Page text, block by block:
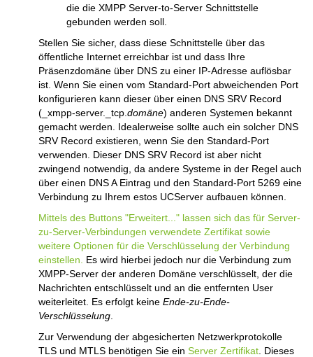
die die XMPP Server-to-Server Schnittstelle
gebunden werden soll.
Stellen Sie sicher, dass diese Schnittstelle über das
öffentliche Internet erreichbar ist und dass Ihre
Präsenzdomäne über DNS zu einer IP-Adresse auflösbar
ist. Wenn Sie einen vom Standard-Port abweichenden Port
konfigurieren kann dieser über einen DNS SRV Record
(_xmpp-server._tcp. domäne) anderen Systemen bekannt
gemacht werden. Idealerweise sollte auch ein solcher DNS
SRV Record existieren, wenn Sie den Standard-Port
verwenden. Dieser DNS SRV Record ist aber nicht
zwingend notwendig, da andere Systeme in der Regel auch
über einen DNS A Eintrag und den Standard-Port 5269 eine
Verbindung zu Ihrem estos UCServer aufbauen können.
Mittels des Buttons "Erweitert..." lassen sich das für Server-
zu-Server-Verbindungen verwendete Zertifikat sowie
weitere Optionen für die Verschlüsselung der Verbindung
einstellen.
Es wird hierbei jedoch nur die Verbindung zum
XMPP-Server der anderen Domäne verschlüsselt, der die
Nachrichten entschlüsselt und an die entfernten User
weiterleitet. Es erfolgt keine Ende-zu-Ende-
Verschlüsselung
Zur Verwendung der abgesicherten Netzwerkprotokolle
TLS und MTLS benötigen Sie ein Server Zertifikat . Dieses